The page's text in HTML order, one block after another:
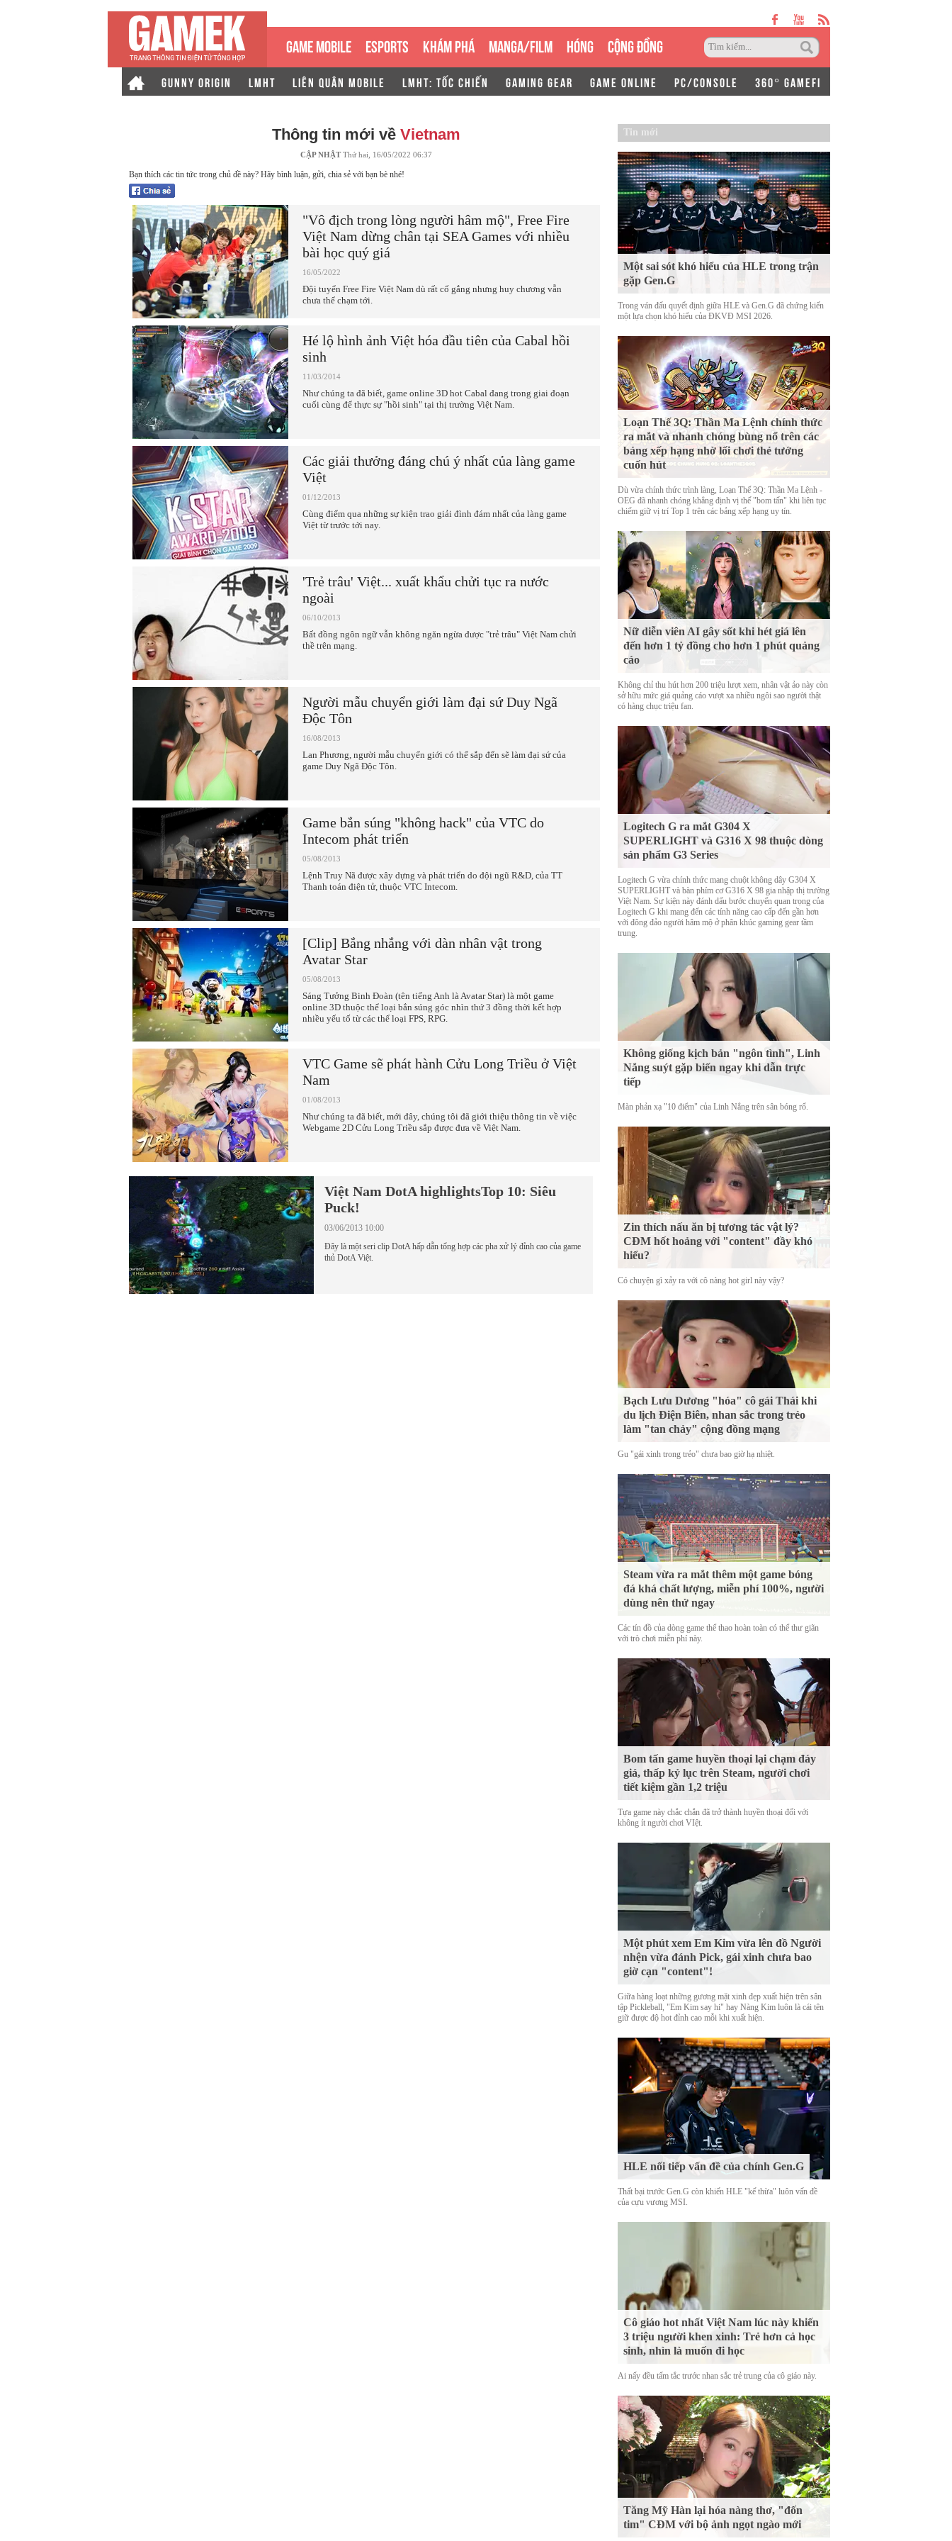
GAME MOBILE ESPORTS KHÁM PHÁ MANGA/FILM HÓNG CỘNG ĐỒNG
GUNNY ORIGIN LMHT LIÊN QUÂN MOBILE LMHT: TỐC CHIẾN GAMING GEAR GAME ONLINE PC/CONSOLE 360° GAMEFI
Thông tin mới về Vietnam
CẬP NHẬTThứ hai, 16/05/2022 06:37
Bạn thích các tin tức trong chủ đề này? Hãy bình luận, gửi, chia sẻ với bạn bè nhé!
"Vô địch trong lòng người hâm mộ", Free Fire
Việt Nam dừng chân tại SEA Games với nhiều
bài học quý giá
16/05/2022
Đội tuyển Free Fire Việt Nam dù rất cố gắng nhưng huy chương vẫn
chưa thể chạm tới.
Hé lộ hình ảnh Việt hóa đầu tiên của Cabal hồi
sinh
11/03/2014
Như chúng ta đã biết, game online 3D hot Cabal đang trong giai đoạn
cuối cùng để thực sự "hồi sinh" tại thị trường Việt Nam.
Các giải thưởng đáng chú ý nhất của làng game
Việt
01/12/2013
Cùng điểm qua những sự kiện trao giải đình đám nhất của làng game
Việt từ trước tới nay.
'Trẻ trâu' Việt... xuất khẩu chửi tục ra nước
ngoài
06/10/2013
Bất đồng ngôn ngữ vẫn không ngăn ngừa được "trẻ trâu" Việt Nam chửi
thề trên mạng.
Người mẫu chuyển giới làm đại sứ Duy Ngã
Độc Tôn
16/08/2013
Lan Phương, người mẫu chuyển giới có thể sắp đến sẽ làm đại sứ của
game Duy Ngã Độc Tôn.
Game bắn súng "không hack" của VTC do
Intecom phát triển
05/08/2013
Lệnh Truy Nã được xây dựng và phát triển do đội ngũ R&D, của TT
Thanh toán điện tử, thuộc VTC Intecom.
[Clip] Bắng nhắng với dàn nhân vật trong
Avatar Star
05/08/2013
Sáng Tưởng Binh Đoàn (tên tiếng Anh là Avatar Star) là một game
online 3D thuộc thể loại bắn súng góc nhìn thứ 3 đồng thời kết hợp
nhiều yếu tố từ các thể loại FPS, RPG.
VTC Game sẽ phát hành Cửu Long Triều ở Việt
Nam
01/08/2013
Như chúng ta đã biết, mới đây, chúng tôi đã giới thiệu thông tin về việc
Webgame 2D Cửu Long Triều sắp được đưa về Việt Nam.
Việt Nam DotA highlightsTop 10: Siêu
Puck!
03/06/2013 10:00
Đây là một seri clip DotA hấp dẫn tổng hợp các pha xử lý đỉnh cao của game
thủ DotA Việt.
Tin mới
Một sai sót khó hiểu của HLE trong trận
gặp Gen.G
Trong ván đấu quyết định giữa HLE và Gen.G đã chứng kiến
một lựa chọn khó hiểu của ĐKVĐ MSI 2026.
Loạn Thế 3Q: Thần Ma Lệnh chính thức
ra mắt và nhanh chóng bùng nổ trên các
bảng xếp hạng nhờ lối chơi thẻ tướng
cuốn hút
Dù vừa chính thức trình làng, Loạn Thế 3Q: Thần Ma Lệnh -
OEG đã nhanh chóng khẳng định vị thế "bom tấn" khi liên tục
chiếm giữ vị trí Top 1 trên các bảng xếp hạng uy tín.
Nữ diễn viên AI gây sốt khi hét giá lên
đến hơn 1 tỷ đồng cho hơn 1 phút quảng
cáo
Không chỉ thu hút hơn 200 triệu lượt xem, nhân vật ảo này còn
sở hữu mức giá quảng cáo vượt xa nhiều ngôi sao người thật
có hàng chục triệu fan.
Logitech G ra mắt G304 X
SUPERLIGHT và G316 X 98 thuộc dòng
sản phẩm G3 Series
Logitech G vừa chính thức mang chuột không dây G304 X
SUPERLIGHT và bàn phím cơ G316 X 98 gia nhập thị trường
Việt Nam. Sự kiện này đánh dấu bước chuyển quan trọng của
Logitech G khi mang đến các tính năng cao cấp đến gần hơn
với đông đảo người hâm mộ ở phân khúc gaming gear tầm
trung.
Không giống kịch bản "ngôn tình", Linh
Nắng suýt gặp biến ngay khi dẫn trực
tiếp
Màn phản xạ "10 điểm" của Linh Nắng trên sân bóng rổ.
Zin thích nấu ăn bị tương tác vật lý?
CĐM hốt hoảng với "content" đầy khó
hiểu?
Có chuyện gì xảy ra với cô nàng hot girl này vậy?
Bạch Lưu Dương "hóa" cô gái Thái khi
du lịch Điện Biên, nhan sắc trong trẻo
làm "tan chảy" cộng đồng mạng
Gu "gái xinh trong trẻo" chưa bao giờ hạ nhiệt.
Steam vừa ra mắt thêm một game bóng
đá khá chất lượng, miễn phí 100%, người
dùng nên thử ngay
Các tín đồ của dòng game thể thao hoàn toàn có thể thư giãn
với trò chơi miễn phí này.
Bom tấn game huyền thoại lại chạm đáy
giá, thấp kỷ lục trên Steam, người chơi
tiết kiệm gần 1,2 triệu
Tựa game này chắc chắn đã trở thành huyền thoại đối với
không ít người chơi VIệt.
Một phút xem Em Kim vừa lên đồ Người
nhện vừa đánh Pick, gái xinh chưa bao
giờ cạn "content"!
Giữa hàng loạt những gương mặt xinh đẹp xuất hiện trên sân
tập Pickleball, "Em Kim say hi" hay Nàng Kim luôn là cái tên
giữ được độ hot đỉnh cao mỗi khi xuất hiện.
HLE nối tiếp vấn đề của chính Gen.G
Thất bại trước Gen.G còn khiến HLE "kế thừa" luôn vấn đề
của cựu vương MSI.
Cô giáo hot nhất Việt Nam lúc này khiến
3 triệu người khen xinh: Trẻ hơn cả học
sinh, nhìn là muốn đi học
Ai nấy đều tấm tắc trước nhan sắc trẻ trung của cô giáo này.
Tăng Mỹ Hàn lại hóa nàng thơ, "đốn
tim" CĐM với bộ ảnh ngọt ngào mới